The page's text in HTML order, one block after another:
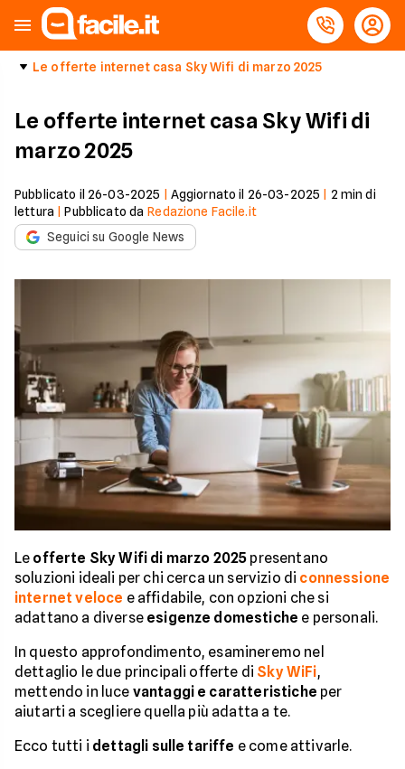
Le offerte internet casa Sky Wifi di marzo 2025
Le offerte internet casa Sky Wifi di
marzo 2025
Pubblicato il 26-03-2025 Aggiornato il 26-03-2025 2 min di
lettura |Pubblicato da Redazione Facile.it
Seguici su Google News
Le offerte Sky Wifi di marzo 2025 presentano
soluzioni ideali per chi cerca un servizio di connessione
internet veloce e affidabile, con opzioni che si
adattano a diverse esigenze domestiche e personali.
In questo approfondimento, esamineremo nel
dettaglio le due principali offerte di Sky WiFi,
mettendo in luce vantaggi e caratteristiche per
aiutarti a scegliere quella più adatta a te.
Ecco tutti i dettagli sulle tariffe e come attivarle.